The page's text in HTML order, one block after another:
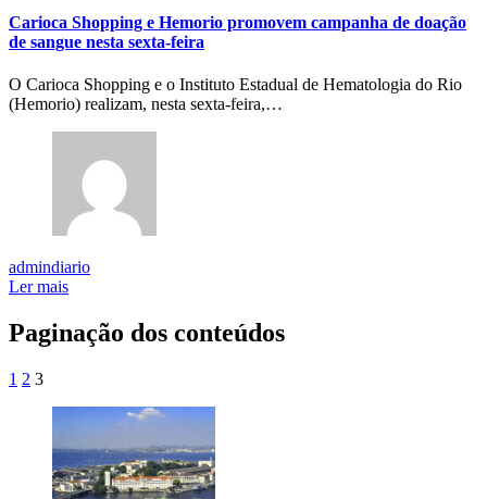
Carioca Shopping e Hemorio promovem campanha de doação
de sangue nesta sexta-feira
O Carioca Shopping e o Instituto Estadual de Hematologia do Rio
(Hemorio) realizam, nesta sexta-feira,…
admindiario
Ler mais
Paginação dos conteúdos
1 2 3